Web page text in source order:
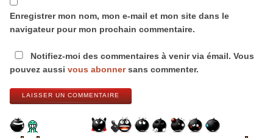
Enregistrer mon nom, mon e-mail et mon site dans le
navigateur pour mon prochain commentaire.
Notifiez-moi des commentaires à venir via émail. Vous
pouvez aussi vous abonnersans commenter.
LAISSER UN COMMENTAIRE